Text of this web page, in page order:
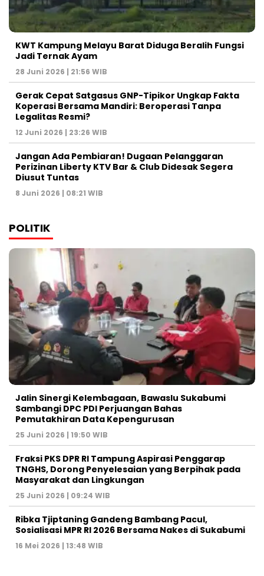
KWT Kampung Melayu Barat Diduga Beralih Fungsi
Jadi Ternak Ayam
28 Juni 2026 | 21:56 WIB
Gerak Cepat Satgasus GNP-Tipikor Ungkap Fakta
Koperasi Bersama Mandiri: Beroperasi Tanpa
Legalitas Resmi?
12 Juni 2026 | 23:26 WIB
Jangan Ada Pembiaran! Dugaan Pelanggaran
Perizinan Liberty KTV Bar & Club Didesak Segera
Diusut Tuntas
8 Juni 2026 | 08:21 WIB
POLITIK
Jalin Sinergi Kelembagaan, Bawaslu Sukabumi
Sambangi DPC PDI Perjuangan Bahas
Pemutakhiran Data Kepengurusan
25 Juni 2026 | 19:50 WIB
‎Fraksi PKS DPR RI Tampung Aspirasi Penggarap
TNGHS, Dorong Penyelesaian yang Berpihak pada
Masyarakat dan Lingkungan‎
25 Juni 2026 | 09:24 WIB
Ribka Tjiptaning Gandeng Bambang Pacul,
Sosialisasi MPR RI 2026 Bersama Nakes di Sukabumi
16 Mei 2026 | 13:48 WIB